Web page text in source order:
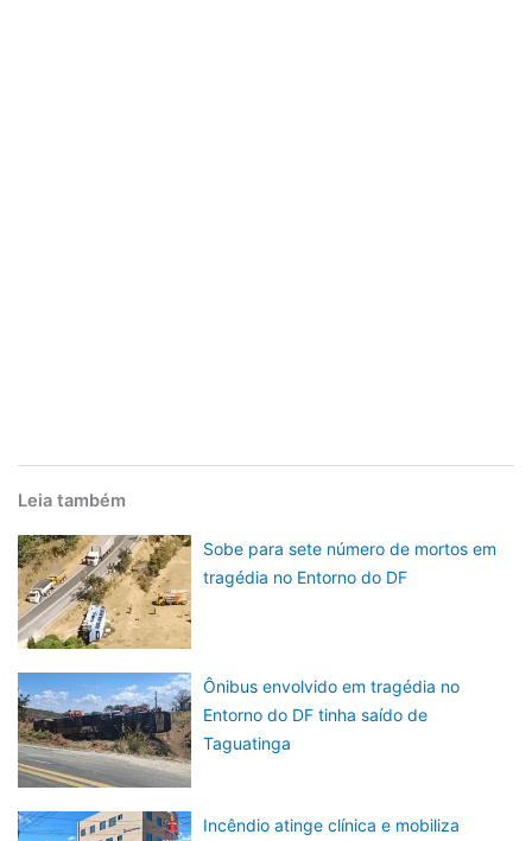
Leia também
Sobe para sete número de mortos em
tragédia no Entorno do DF
Ônibus envolvido em tragédia no
Entorno do DF tinha saído de
Taguatinga
Incêndio atinge clínica e mobiliza